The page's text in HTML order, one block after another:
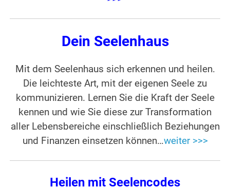
Dein Seelenhaus
Mit dem Seelenhaus sich erkennen und heilen.
Die leichteste Art, mit der eigenen Seele zu
kommunizieren. Lernen Sie die Kraft der Seele
kennen und wie Sie diese zur Transformation
aller Lebensbereiche einschließlich Beziehungen
und Finanzen einsetzen können…weiter >>>
Heilen mit Seelencodes